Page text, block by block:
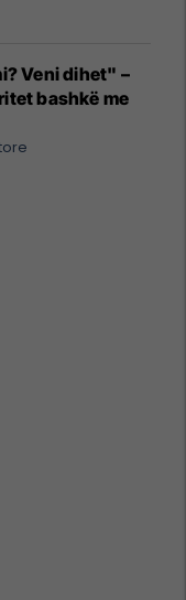
Veni dihet" –
bashkë me